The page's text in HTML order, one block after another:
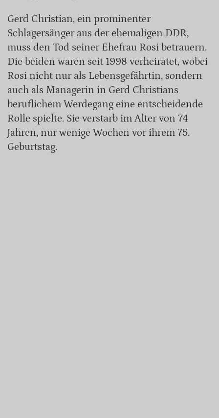
Gerd Christian, ein prominenter
Schlagersänger aus der ehemaligen DDR,
muss den Tod seiner Ehefrau Rosi betrauern.
Die beiden waren seit 1998 verheiratet, wobei
Rosi nicht nur als Lebensgefährtin, sondern
auch als Managerin in Gerd Christians
beruflichem Werdegang eine entscheidende
Rolle spielte. Sie verstarb im Alter von 74
Jahren, nur wenige Wochen vor ihrem 75.
Geburtstag.